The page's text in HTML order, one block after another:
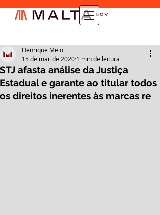
STJ afasta análise da Justiça
Estadual e garante ao titular todos
os direitos inerentes às marcas re
Henrique Melo
15 de mai. de 2020 1 min de leitura